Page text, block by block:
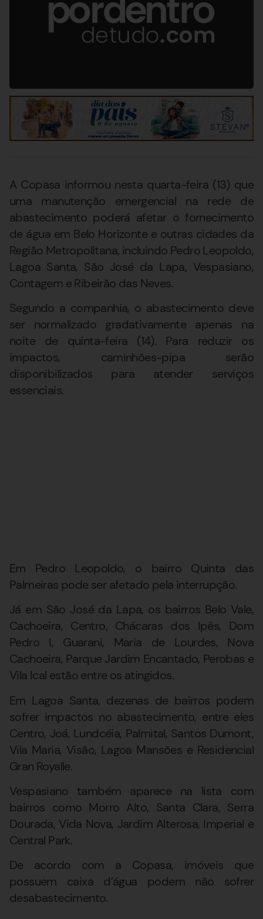
A Copasa informou nesta quarta-feira (13) que
uma manutenção emergencial na rede de
abastecimento poderá afetar o fornecimento
de água em Belo Horizonte e outras cidades da
Região Metropolitana, incluindo Pedro Leopoldo,
Lagoa Santa, São José da Lapa, Vespasiano,
Contagem e Ribeirão das Neves.
Segundo a companhia, o abastecimento deve
ser normalizado gradativamente apenas na
noite de quinta-feira (14). Para reduzir os
impactos, caminhões-pipa serão
disponibilizados para atender serviços
essenciais.
Em Pedro Leopoldo, o bairro Quinta das
Palmeiras pode ser afetado pela interrupção.
Já em São José da Lapa, os bairros Belo Vale,
Cachoeira, Centro, Chácaras dos Ipês, Dom
Pedro I, Guarani, Maria de Lourdes, Nova
Cachoeira, Parque Jardim Encantado, Perobas e
Vila Ical estão entre os atingidos.
Em Lagoa Santa, dezenas de bairros podem
sofrer impactos no abastecimento, entre eles
Centro, Joá, Lundcéia, Palmital, Santos Dumont,
Vila Maria, Visão, Lagoa Mansões e Residencial
Gran Royalle.
Vespasiano também aparece na lista com
bairros como Morro Alto, Santa Clara, Serra
Dourada, Vida Nova, Jardim Alterosa, Imperial e
Central Park.
De acordo com a Copasa, imóveis que
possuem caixa d’água podem não sofrer
desabastecimento.